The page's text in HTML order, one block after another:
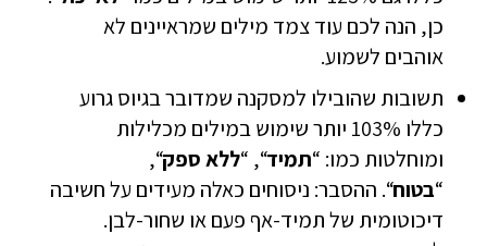
כן, הנה לכם עוד צמד מילים שמראיינים לא
אוהבים לשמוע.
תשובות שהובילו למסקנה שמדובר בגיוס גרוע
כללו 103% יותר שימוש במילים מכלילות
ומוחלטות כמו: “תמיד“, “ללא ספק“,
“בטוח“. ההסבר: ניסוחים כאלה מעידים על חשיבה
דיכוטומית של תמיד-אף פעם או שחור-לבן.